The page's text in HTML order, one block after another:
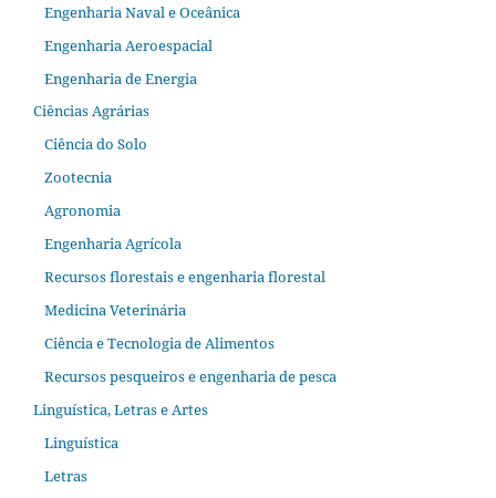
Engenharia Naval e Oceânica
Engenharia Aeroespacial
Engenharia de Energia
Ciências Agrárias
Ciência do Solo
Zootecnia
Agronomia
Engenharia Agrícola
Recursos florestais e engenharia florestal
Medicina Veterinária
Ciência e Tecnologia de Alimentos
Recursos pesqueiros e engenharia de pesca
Linguística, Letras e Artes
Linguística
Letras